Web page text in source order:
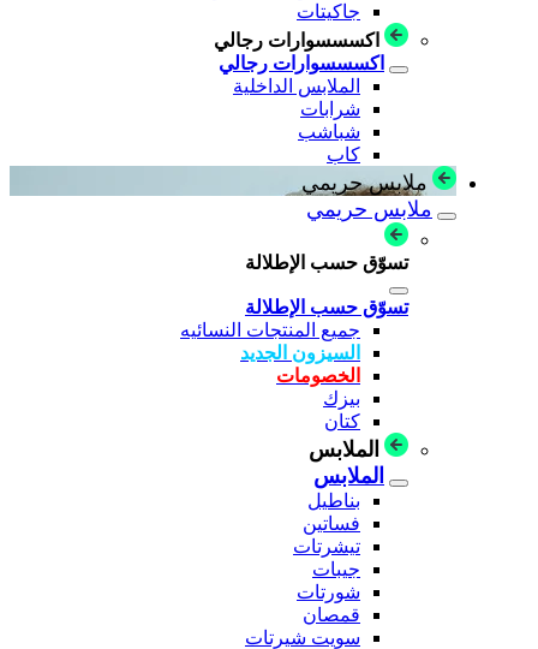
جاكيتات
اكسسسوارات رجالي
اكسسسوارات رجالي
الملابس الداخلية
شرابات
شباشب
كاب
ملابس حريمي
ملابس حريمي
تسوّق حسب الإطلالة
تسوّق حسب الإطلالة
جميع المنتجات النسائيه
السيزون الجديد
الخصومات
بيزك
كتان
الملابس
الملابس
بناطيل
فساتين
تيشرتات
جيبات
شورتات
قمصان
سويت شيرتات